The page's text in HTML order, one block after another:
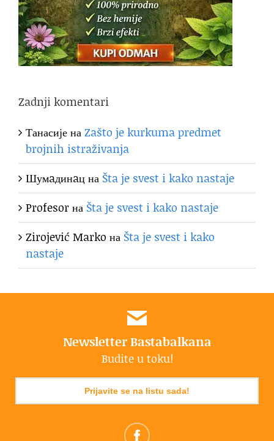
Zadnji komentari
ТанасијенаZašto je kurkuma predmet
brojnih istraživanja
Шумaдинaцна Šta je svest i kako nastaje
Profesorна Šta je svest i kako nastaje
Zirojević Marko на Šta je svest i kako
nastaje
Newsletter Bastabalkana
Budite u toku!
Prijavite se na listu sada!